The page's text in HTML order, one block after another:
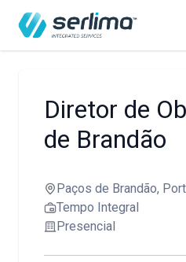
Diretor de
de Brandão
Paços de Brandão,
Tempo Integral
Presencial